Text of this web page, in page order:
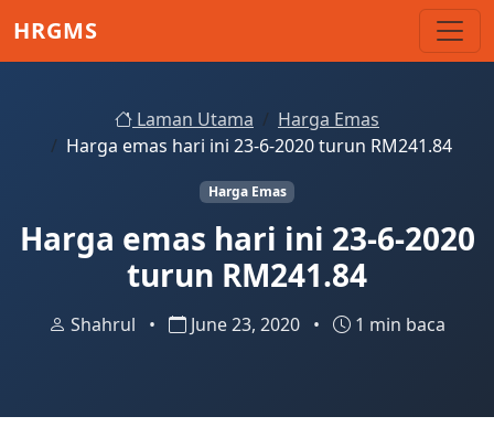
HRGMS
Laman Utama
Harga Emas
Harga emas hari ini 23-6-2020 turun RM241.84
Harga Emas
Harga emas hari ini 23-6-2020
turun RM241.84
Shahrul • June 23, 2020 • 1 min baca